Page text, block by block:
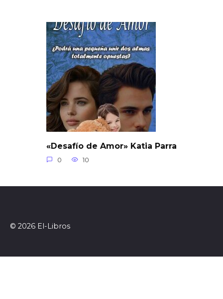
«Desafío de Amor» Katia Parra
0 10
© 2026 El-Libros